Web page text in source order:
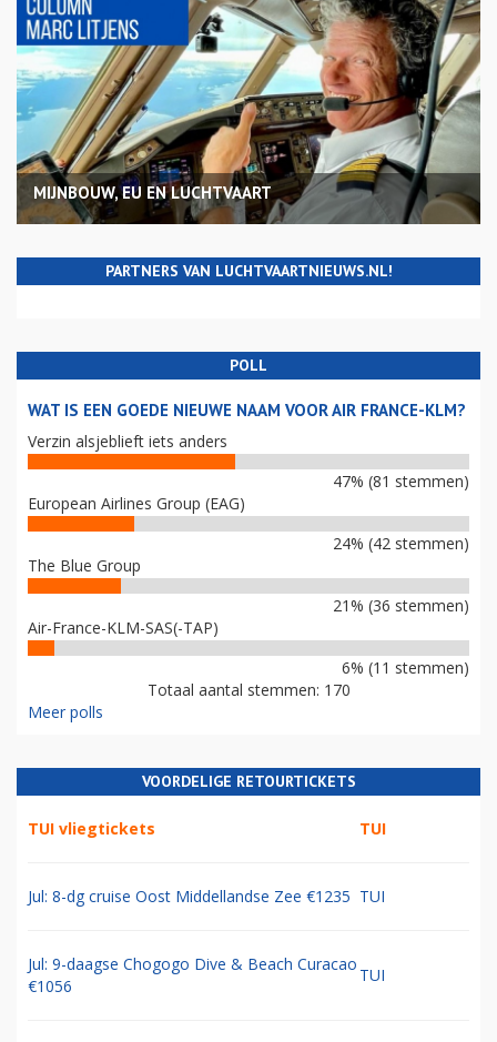
MIJNBOUW, EU EN LUCHTVAART
PARTNERS VAN LUCHTVAARTNIEUWS.NL!
POLL
WAT IS EEN GOEDE NIEUWE NAAM VOOR AIR FRANCE-KLM?
Verzin alsjeblieft iets anders
47% (81 stemmen)
European Airlines Group (EAG)
24% (42 stemmen)
The Blue Group
21% (36 stemmen)
Air-France-KLM-SAS(-TAP)
6% (11 stemmen)
Totaal aantal stemmen: 170
Meer polls
VOORDELIGE RETOURTICKETS
TUI vliegtickets TUI
Jul: 8-dg cruise Oost Middellandse Zee €1235 TUI
Jul: 9-daagse Chogogo Dive & Beach Curacao
€1056
TUI